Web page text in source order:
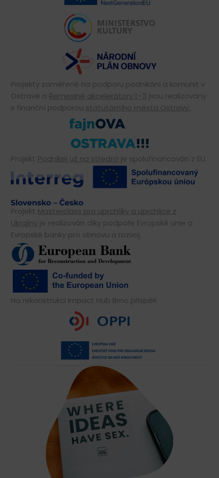
Projekty zaměřené na podporu podnikání a komunit v
Ostravě a Řemeslné akcelerátory 1–3 jsou realizovány
s finanční podporou statutárního města Ostravy.
Projekt Podnikej už na střední! je spolufinancován z EU.
Projekt Masterclass pro uprchlíky a uprchlice z
Ukrajiny je realizován díky podpoře Evropské unie a
Evropské banky pro obnovu a rozvoj.
Na rekonstrukci Impact Hub Brno přispěli: